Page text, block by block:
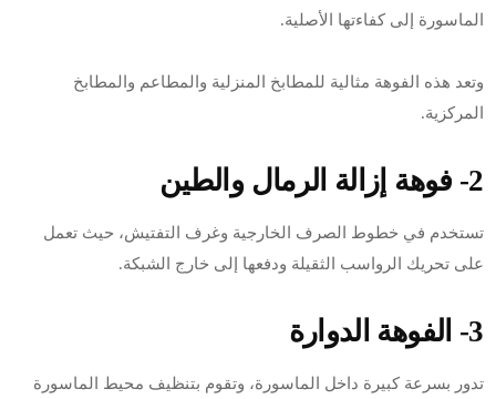
الماسورة إلى كفاءتها الأصلية.
وتعد هذه الفوهة مثالية للمطابخ المنزلية والمطاعم والمطابخ
المركزية.
2- فوهة إزالة الرمال والطين
تستخدم في خطوط الصرف الخارجية وغرف التفتيش، حيث تعمل
على تحريك الرواسب الثقيلة ودفعها إلى خارج الشبكة.
3- الفوهة الدوارة
تدور بسرعة كبيرة داخل الماسورة، وتقوم بتنظيف محيط الماسورة